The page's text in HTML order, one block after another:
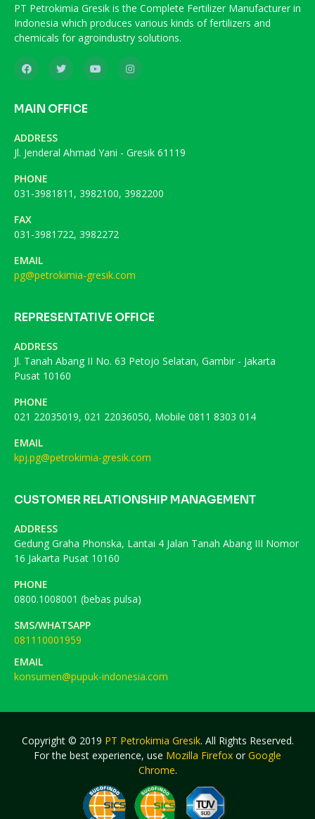
PT Petrokimia Gresik is the Complete Fertilizer Manufacturer in
Indonesia which produces various kinds of fertilizers and
chemicals for agroindustry solutions.
MAIN OFFICE
ADDRESS
Jl. Jenderal Ahmad Yani - Gresik 61119
PHONE
031-3981811, 3982100, 3982200
FAX
031-3981722, 3982272
EMAIL
pg@petrokimia-gresik.com
REPRESENTATIVE OFFICE
ADDRESS
Jl. Tanah Abang II No. 63 Petojo Selatan, Gambir - Jakarta
Pusat 10160
PHONE
021 22035019, 021 22036050, Mobile 0811 8303 014
EMAIL
kpj.pg@petrokimia-gresik.com
CUSTOMER RELATIONSHIP MANAGEMENT
ADDRESS
Gedung Graha Phonska, Lantai 4 Jalan Tanah Abang III Nomor
16 Jakarta Pusat 10160
PHONE
0800.1008001 (bebas pulsa)
SMS/WHATSAPP
081110001959
EMAIL
konsumen@pupuk-indonesia.com
Copyright © 2019 PT Petrokimia Gresik. All Rights Reserved.
For the best experience, use Mozilla Firefox or Google
Chrome.